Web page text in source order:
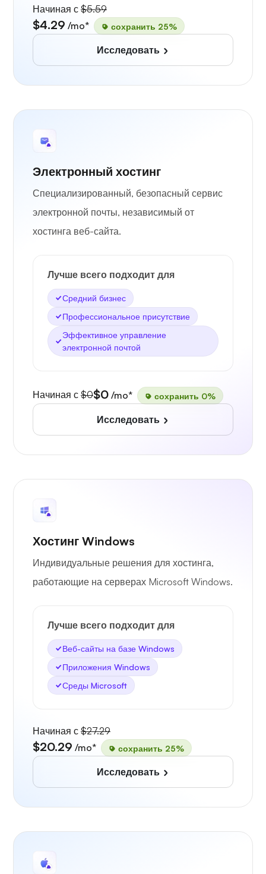
Начиная с $5.59
$4.29 /mo* сохранить 25%
Исследовать
Электронный хостинг
Специализированный, безопасный сервис
электронной почты, независимый от
хостинга веб-сайта.
Лучше всего подходит для
Средний бизнес
Профессиональное присутствие
Эффективное управление
электронной почтой
Начиная с $0$0 /mo* сохранить 0%
Исследовать
Хостинг Windows
Индивидуальные решения для хостинга,
работающие на серверах Microsoft Windows.
Лучше всего подходит для
Веб-сайты на базе Windows
Приложения Windows
Среды Microsoft
Начиная с $27.29
$20.29 /mo* сохранить 25%
Исследовать